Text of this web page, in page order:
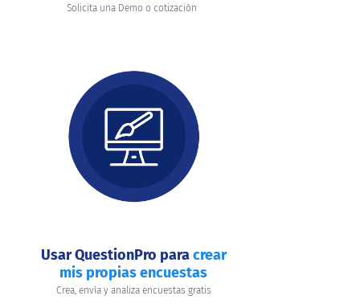
Solicita una Demo o cotización
Usar QuestionPro paracrear
mis propias encuestas
Crea, envía y analiza encuestas gratis